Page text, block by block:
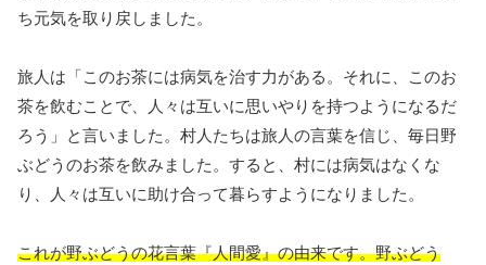
ち元気を取り戻しました。
旅人は「このお茶には病気を治す力がある。それに、このお
茶を飲むことで、人々は互いに思いやりを持つようになるだ
ろう」と言いました。村人たちは旅人の言葉を信じ、毎日野
ぶどうのお茶を飲みました。すると、村には病気はなくな
り、人々は互いに助け合って暮らすようになりました。
これが野ぶどうの花言葉『人間愛』の由来です。野ぶどう